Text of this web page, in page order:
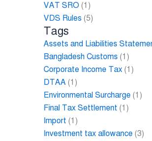
VAT SRO (1)
VDS Rules (5)
Tags
Assets and Liabilities
Bangladesh Customs (1)
Corporate Income Tax (1)
DTAA (1)
Environmental Surcharge (1)
Final Tax Settlement (1)
Import (1)
Investment tax allowance (3)